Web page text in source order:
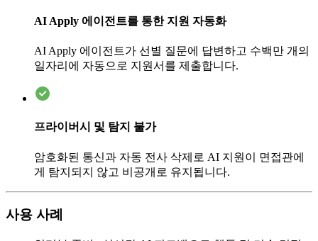
AI Apply 에이전트를 통한 지원 자동화
AI Apply 에이전트가 선별 질문에 답변하고 수백만 개의
일자리에 자동으로 지원서를 제출합니다.
프라이버시 및 탐지 불가
암호화된 통신과 자동 전사 삭제로 AI 지원이 면접관에
게 탐지되지 않고 비공개로 유지됩니다.
사용 사례